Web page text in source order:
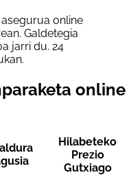
online
Galdetegia
jarri du. 24
online
Hilabeteko
Prezio
Gutxiago